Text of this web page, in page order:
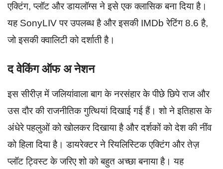
एक्टिंग, प्लॉट और डायलॉग्स ने इसे एक क्लासिक बना दिया है।
यह SonyLIV पर उपलब्ध है और इसकी IMDb रेटिंग 8.6 है,
जो इसकी क्वालिटी को दर्शाती है।
द वेकिंग ऑफ अ नेशन
इस सीरीज़ में जलियांवाला बाग के नरसंहार के पीछे छिपे राज और
उस दौर की राजनीतिक गुत्थियां दिखाई गई हैं। शो ने इतिहास के
अंधेरे पहलुओं को खोलकर दिखाया है और दर्शकों को देश की नींव
को हिला दिया है। डायरेक्टर ने रियलिस्टिक एक्टिंग और तेज़
प्लॉट ट्विस्ट के जरिए शो को बहुत अच्छा बनाया है। यह